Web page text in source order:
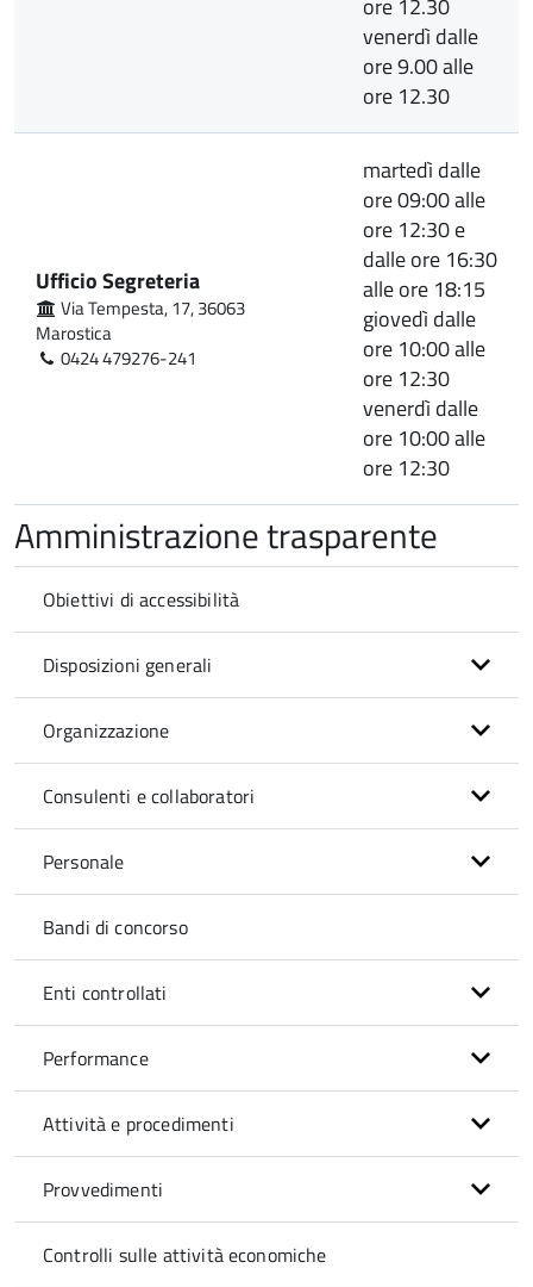
ore 12.30
venerdì dalle
ore 9.00 alle
ore 12.30
Ufficio Segreteria
Via Tempesta, 17, 36063
Marostica
0424 479276-241
martedì dalle
ore 09:00 alle
ore 12:30 e
dalle ore 16:30
alle ore 18:15
giovedì dalle
ore 10:00 alle
ore 12:30
venerdì dalle
ore 10:00 alle
ore 12:30
Amministrazione trasparente
Obiettivi di accessibilità
Disposizioni generali
Organizzazione
Consulenti e collaboratori
Personale
Bandi di concorso
Enti controllati
Performance
Attività e procedimenti
Provvedimenti
Controlli sulle attività economiche